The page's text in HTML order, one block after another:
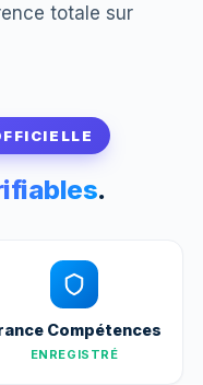
totale sur
.
Compétences
ENREGISTRÉ